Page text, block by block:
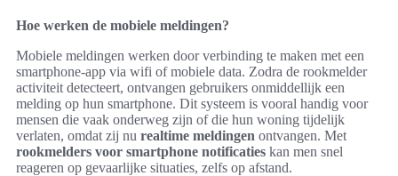
Hoe werken de mobiele meldingen?
Mobiele meldingen werken door verbinding te maken met een
smartphone-app via wifi of mobiele data. Zodra de rookmelder
activiteit detecteert, ontvangen gebruikers onmiddellijk een
melding op hun smartphone. Dit systeem is vooral handig voor
mensen die vaak onderweg zijn of die hun woning tijdelijk
verlaten, omdat zij nu realtime meldingen ontvangen. Met
rookmelders voor smartphone notificaties kan men snel
reageren op gevaarlijke situaties, zelfs op afstand.